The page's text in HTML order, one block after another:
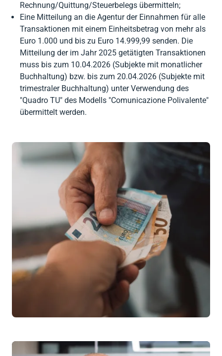
Rechnung/Quittung/Steuerbelegs übermitteln;
Eine Mitteilung an die Agentur der Einnahmen für alle
Transaktionen mit einem Einheitsbetrag von mehr als
Euro 1.000 und bis zu Euro 14.999,99 senden. Die
Mitteilung der im Jahr 2025 getätigten Transaktionen
muss bis zum 10.04.2026 (Subjekte mit monatlicher
Buchhaltung) bzw. bis zum 20.04.2026 (Subjekte mit
trimestraler Buchhaltung) unter Verwendung des
"Quadro TU" des Modells "Comunicazione Polivalente"
übermittelt werden.